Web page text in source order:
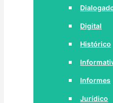
Digital
Histórico
Informes
Jurídico